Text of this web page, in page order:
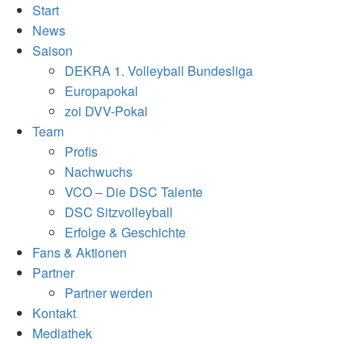
Start
News
Saison
DEKRA 1. Volleyball Bundesliga
Europapokal
zoi DVV-Pokal
Team
Profis
Nachwuchs
VCO – Die DSC Talente
DSC Sitzvolleyball
Erfolge & Geschichte
Fans & Aktionen
Partner
Partner werden
Kontakt
Mediathek